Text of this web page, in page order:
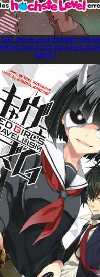
Jahre lang Schleim
das höchste Level
Band 1